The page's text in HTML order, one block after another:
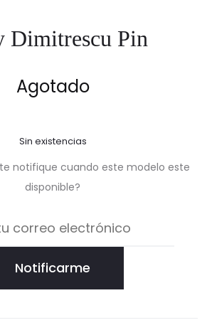
Dimitrescu Pin
Agotado
Sin existencias
notifique cuando este modelo este
disponible?
Notificarme